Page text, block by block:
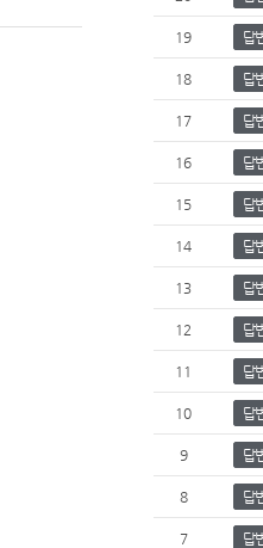
19 답
18 답
17 답
16 답
15 답
14 답
13 답
12 답
11 답
10 답
9 답
8 답
7 답